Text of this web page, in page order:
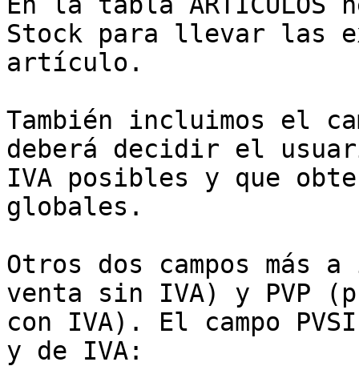
Stock para llevar las
artículo.
También incluimos el
deberá decidir el
IVA posibles y que
globales.
Otros dos campos más
venta sin IVA) y PVP
con IVA). El campo
y de IVA: